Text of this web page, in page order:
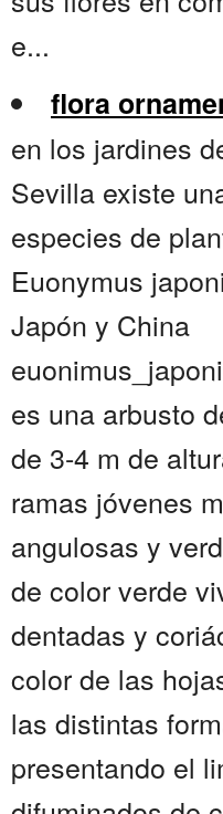
e...
flora
en los jardines
Sevilla existe
especies de
Euonymus
Japón y China
es una arbusto
de 3-4 m de
ramas jóvenes
angulosas y
de color verde
dentadas y
color de las
las distintas
presentando el